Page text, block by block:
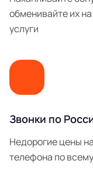
обменивайте их
услуги
Звонки по
Недорогие цены
телефона по